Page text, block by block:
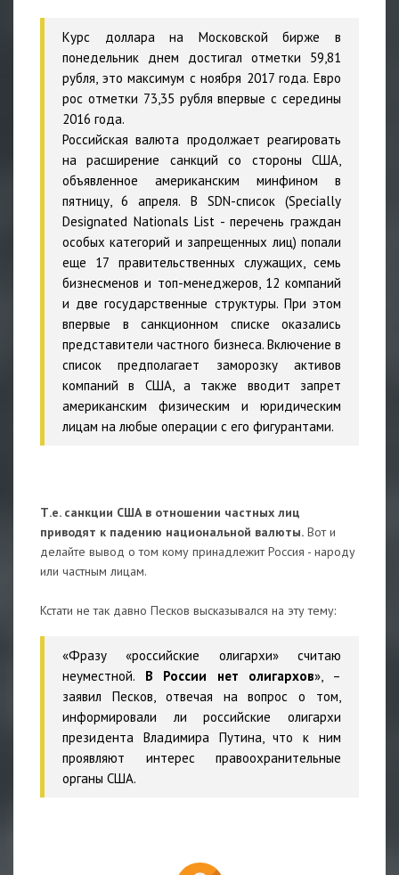
Курс доллара на Московской бирже в
понедельник днем достигал отметки 59,81
рубля, это максимум с ноября 2017 года. Евро
рос отметки 73,35 рубля впервые с середины
2016 года.
Российская валюта продолжает реагировать
на расширение санкций со стороны США,
объявленное американским минфином в
пятницу, 6 апреля. В SDN-список (Specially
Designated Nationals List - перечень граждан
особых категорий и запрещенных лиц) попали
еще 17 правительственных служащих, семь
бизнесменов и топ-менеджеров, 12 компаний
и две государственные структуры. При этом
впервые в санкционном списке оказались
представители частного бизнеса. Включение в
список предполагает заморозку активов
компаний в США, а также вводит запрет
американским физическим и юридическим
лицам на любые операции с его фигурантами.
Т.е. санкции США в отношении частных лиц
приводят к падению национальной валюты. Вот и
делайте вывод о том кому принадлежит Россия - народу
или частным лицам.
Кстати не так давно Песков высказывался на эту тему:
«Фразу «российские олигархи» считаю
неуместной. В России нет олигархов», –
заявил Песков, отвечая на вопрос о том,
информировали ли российские олигархи
президента Владимира Путина, что к ним
проявляют интерес правоохранительные
органы США.